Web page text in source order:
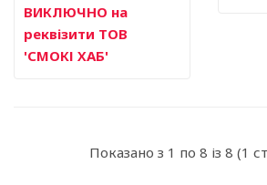
ВИКЛЮЧНО на
реквізити ТОВ
'СМОКІ ХАБ'
Показано з 1 по 8 із 8 (1